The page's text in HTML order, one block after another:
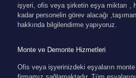
işyeri, ofis veya şirketin eşya miktarı ,
kadar personelin görev alacağı
hakkında bilgilendirme yapıyoruz.
Monte ve Demonte Hizmetleri
Ofis veya işyerinizdeki eşyaların